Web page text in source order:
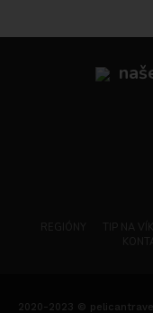
2020-2023 ©